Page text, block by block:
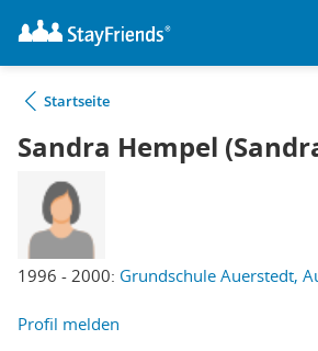
Startseite
Sandra Hempel
1996 - 2000: Grundschule Auerstedt,
Profil melden